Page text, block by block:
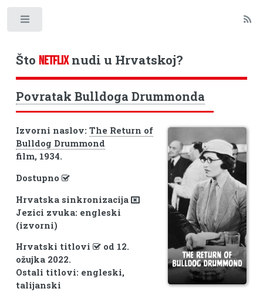
Što NETFLIXnudi u Hrvatskoj?
Povratak Bulldoga Drummonda
Izvorni naslov: The Return of
Bulldog Drummond
film, 1934.
Dostupno
Hrvatska sinkronizacija
Jezici zvuka: engleski
(izvorni)
Hrvatski titlovi
od 12.
ožujka 2022.
Ostali titlovi: engleski,
talijanski